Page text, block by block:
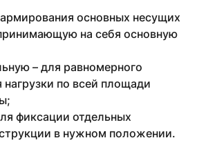
основных несущих
на себя основную
– для равномерного
нагрузки по всей площади
фиксации отдельных
в нужном положении.